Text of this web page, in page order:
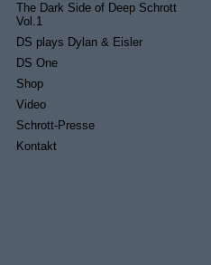
The Dark Side of Deep Schrott
Vol.1
DS plays Dylan & Eisler
DS One
Shop
Video
Schrott-Presse
Kontakt